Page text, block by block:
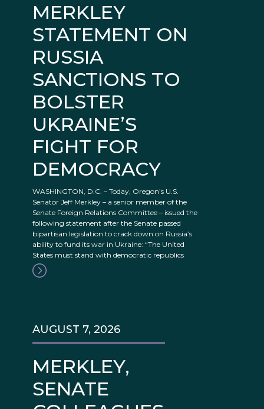
MERKLEY
STATEMENT ON
RUSSIA
SANCTIONS TO
BOLSTER
UKRAINE’S
FIGHT FOR
DEMOCRACY
WASHINGTON, D.C. – Today, Oregon’s U.S.
Senator Jeff Merkley – a senior member of the
Senate Foreign Relations Committee – issued the
following statement after the Senate passed
bipartisan legislation to crack down on Russia’s
ability to fund its war in Ukraine: “The United
States must stand with democratic republics
MERKLEY,
SENATE
AUGUST 7, 2026